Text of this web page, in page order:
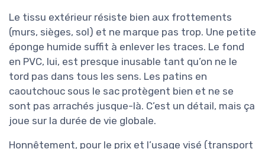
Le tissu extérieur résiste bien aux frottements
(murs, sièges, sol) et ne marque pas trop. Une petite
éponge humide suffit à enlever les traces. Le fond
en PVC, lui, est presque inusable tant qu’on ne le
tord pas dans tous les sens. Les patins en
caoutchouc sous le sac protègent bien et ne se
sont pas arrachés jusque-là. C’est un détail, mais ça
joue sur la durée de vie globale.
Honnêtement, pour le prix et l’usage visé (transport